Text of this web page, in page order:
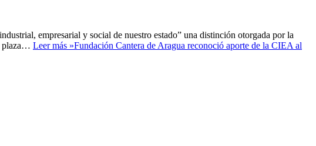
empresarial y social de nuestro estado” una distinción otorgada por la
plaza… Leer más »Fundación Cantera de Aragua reconoció aporte de la CIEA al